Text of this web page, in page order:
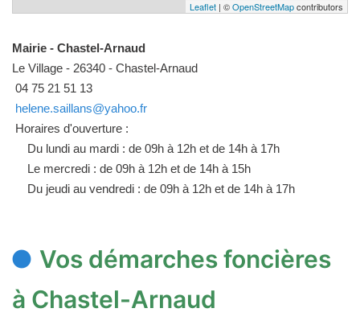
Leaflet | ©OpenStreetMapcontributors
Mairie - Chastel-Arnaud
Le Village - 26340 - Chastel-Arnaud
04 75 21 51 13
helene.saillans@yahoo.fr
Horaires d'ouverture :
Du lundi au mardi : de 09h à 12h et de 14h à 17h
Le mercredi : de 09h à 12h et de 14h à 15h
Du jeudi au vendredi : de 09h à 12h et de 14h à 17h
Vos démarches foncières
à Chastel-Arnaud